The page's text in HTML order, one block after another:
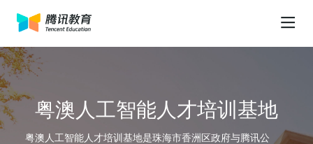
首页
行业解决方案
粤澳人工智能人才培训基地
粤澳人工智能人才培训基地是珠海市香洲区政府与腾讯公